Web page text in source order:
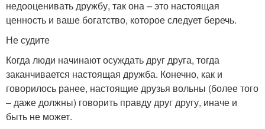
недооценивать дружбу, так она – это настоящая
ценность и ваше богатство, которое следует беречь.
Не судите
Когда люди начинают осуждать друг друга, тогда
заканчивается настоящая дружба. Конечно, как и
говорилось ранее, настоящие друзья вольны (более того
– даже должны) говорить правду друг другу, иначе и
быть не может.